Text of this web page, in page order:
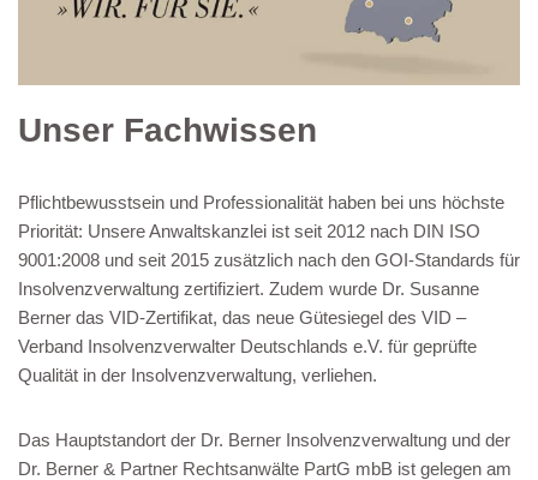
Unser Fachwissen
Pflichtbewusstsein und Professionalität haben bei uns höchste
Priorität: Unsere Anwaltskanzlei ist seit 2012 nach DIN ISO
9001:2008 und seit 2015 zusätzlich nach den GOI-Standards für
Insolvenzverwaltung zertifiziert. Zudem wurde Dr. Susanne
Berner das VID-Zertifikat, das neue Gütesiegel des VID –
Verband Insolvenzverwalter Deutschlands e.V. für geprüfte
Qualität in der Insolvenzverwaltung, verliehen.
Das Hauptstandort der Dr. Berner Insolvenzverwaltung und der
Dr. Berner & Partner Rechtsanwälte PartG mbB ist gelegen am